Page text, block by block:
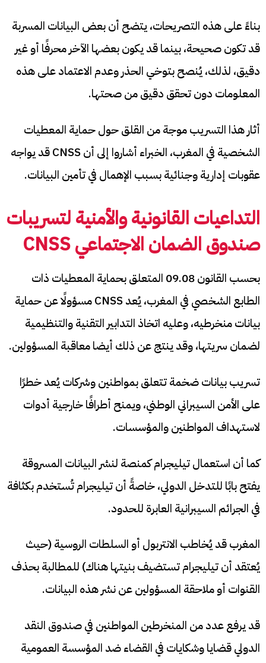
بناءً على هذه التصريحات، يتضح أن بعض البيانات المسربة
قد تكون صحيحة، بينما قد يكون بعضها الآخر محرفًا أو غير
دقيق، لذلك، يُنصح بتوخي الحذر وعدم الاعتماد على هذه
المعلومات دون تحقق دقيق من صحتها.​
أثار هذا التسريب موجة من القلق حول حماية المعطيات
الشخصية في المغرب، الخبراء أشاروا إلى أن CNSS قد يواجه
عقوبات إدارية وجنائية بسبب الإهمال في تأمين البيانات.
التداعيات القانونية والأمنية لتسريبات
صندوق الضمان الاجتماعيCNSS
بحسب القانون 09.08 المتعلق بحماية المعطيات ذات
الطابع الشخصي في المغرب، يُعد CNSS مسؤولًا عن حماية
بيانات منخرطيه، وعليه اتخاذ التدابير التقنية والتنظيمية
لضمان سريتها، وقد ينتج عن ذلك أيضا معاقبة المسؤولين.
تسريب بيانات ضخمة تتعلق بمواطنين وشركات يُعد خطرًا
على الأمن السيبراني الوطني، ويمنح أطرافًا خارجية أدوات
لاستهداف المواطنين والمؤسسات.
كما أن استعمال تيليجرام كمنصة لنشر البيانات المسروقة
يفتح بابًا للتدخل الدولي، خاصةً أن تيليجرام تُستخدم بكثافة
في الجرائم السيبرانية العابرة للحدود.
المغرب قد يُخاطب الانتربول أو السلطات الروسية (حيث
يُعتقد أن تيليجرام تستضيف بنيتها هناك) للمطالبة بحذف
القنوات أو ملاحقة المسؤولين عن نشر هذه البيانات.
قد يرفع عدد من المنخرطين المواطنين في صندوق النقد
الدولي قضايا وشكايات في القضاء ضد المؤسسة العمومية